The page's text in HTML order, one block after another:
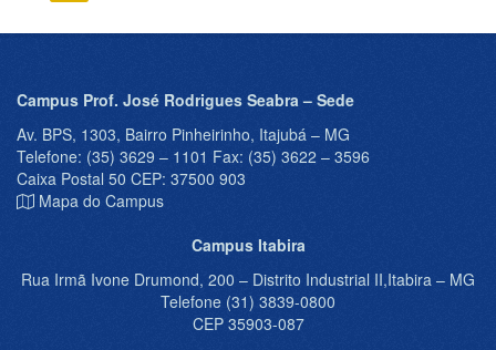
Campus Prof. José Rodrigues Seabra – Sede
Av. BPS, 1303, Bairro Pinheirinho, Itajubá – MG
Telefone: (35) 3629 – 1101 Fax: (35) 3622 – 3596
Caixa Postal 50 CEP: 37500 903
Mapa do Campus
Campus Itabira
Rua Irmã Ivone Drumond, 200 – Distrito Industrial II,Itabira – MG
Telefone (31) 3839-0800
CEP 35903-087